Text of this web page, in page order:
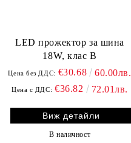
LED прожектор за шина
18W, клас B
Цена без ДДС: €30.68 60.00лв.
Цена с ДДС: €36.82 72.01лв.
Виж детайли
В наличност